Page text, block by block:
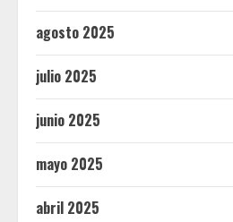
agosto 2025
julio 2025
junio 2025
mayo 2025
abril 2025